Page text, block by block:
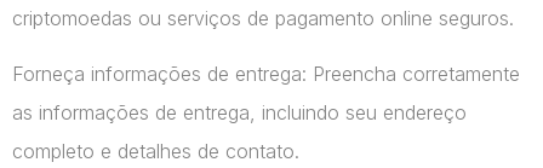
criptomoedas ou serviços de pagamento online seguros.
Forneça informações de entrega: Preencha corretamente
as informações de entrega, incluindo seu endereço
completo e detalhes de contato.